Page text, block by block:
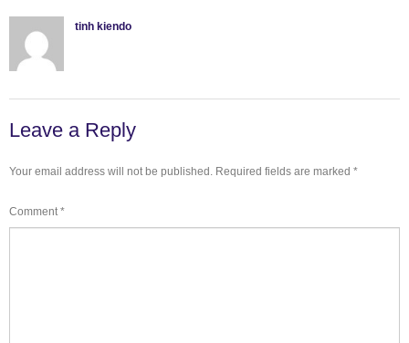
tinh kiendo
Leave a Reply
Your email address will not be published. Required fields are marked *
Comment*